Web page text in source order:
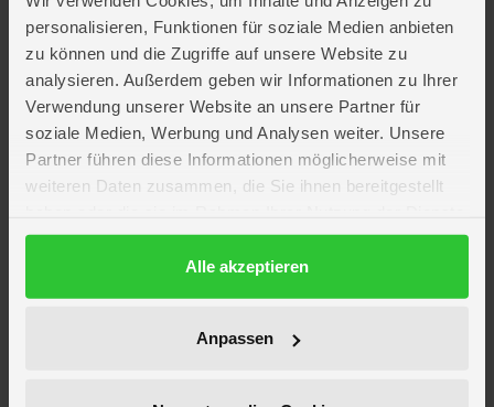
personalisieren, Funktionen für soziale Medien anbieten
zu können und die Zugriffe auf unsere Website zu
analysieren. Außerdem geben wir Informationen zu Ihrer
Verwendung unserer Website an unsere Partner für
soziale Medien, Werbung und Analysen weiter. Unsere
Partner führen diese Informationen möglicherweise mit
weiteren Daten zusammen, die Sie ihnen bereitgestellt
gesammelt haben.
DatenschutzerklärungAlle akzeptieren
Anpassen
Stoßfeste Pulverlackierung
Schrittlänge: 34 - 47 cm
Körpergröße: 90 - 115 cm
Lieferumfang
violett
Altersempfehlung
ab 2,5 Jahre
Breite ca. 59,8 cm